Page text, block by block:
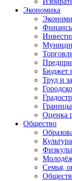
Экономика
Бюджет
Труд и
Оценка
Общество
Культура
Семья,